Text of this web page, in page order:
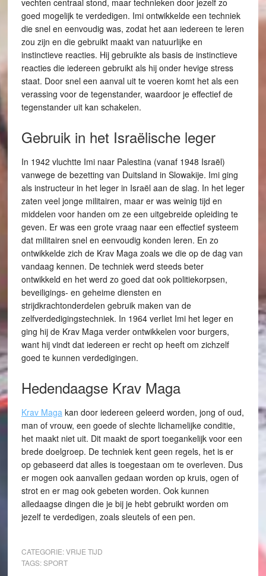
vechten centraal stond, maar technieken door jezelf zo
goed mogelijk te verdedigen. Imi ontwikkelde een techniek
die snel en eenvoudig was, zodat het aan iedereen te leren
zou zijn en die gebruikt maakt van natuurlijke en
instinctieve reacties. Hij gebruikte als basis de instinctieve
reacties die iedereen gebruikt als hij onder hevige stress
staat. Door snel een aanval uit te voeren komt het als een
verassing voor de tegenstander, waardoor je effectief de
tegenstander uit kan schakelen.
Gebruik in het Israëlische leger
In 1942 vluchtte Imi naar Palestina (vanaf 1948 Israël)
vanwege de bezetting van Duitsland in Slowakije. Imi ging
als instructeur in het leger in Israël aan de slag. In het leger
zaten veel jonge militairen, maar er was weinig tijd en
middelen voor handen om ze een uitgebreide opleiding te
geven. Er was een grote vraag naar een effectief systeem
dat militairen snel en eenvoudig konden leren. En zo
ontwikkelde zich de Krav Maga zoals we die op de dag van
vandaag kennen. De techniek werd steeds beter
ontwikkeld en het werd zo goed dat ook politiekorpsen,
beveiligings- en geheime diensten en
strijdkrachtonderdelen gebruik maken van de
zelfverdedigingstechniek. In 1964 verliet Imi het leger en
ging hij de Krav Maga verder ontwikkelen voor burgers,
want hij vindt dat iedereen er recht op heeft om zichzelf
goed te kunnen verdedigingen.
Hedendaagse Krav Maga
Krav Magakan door iedereen geleerd worden, jong of oud,
man of vrouw, een goede of slechte lichamelijke conditie,
het maakt niet uit. Dit maakt de sport toegankelijk voor een
brede doelgroep. De techniek kent geen regels, het is er
op gebaseerd dat alles is toegestaan om te overleven. Dus
er mogen ook aanvallen gedaan worden op kruis, ogen of
strot en er mag ook gebeten worden. Ook kunnen
alledaagse dingen die je bij je hebt gebruikt worden om
jezelf te verdedigen, zoals sleutels of een pen.
CATEGORIE:VRIJE TIJD
TAGS:SPORT